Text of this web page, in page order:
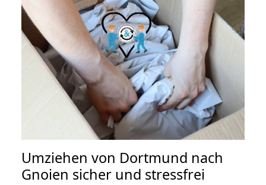
Umziehen von Dortmund nach
Gnoien sicher und stressfrei